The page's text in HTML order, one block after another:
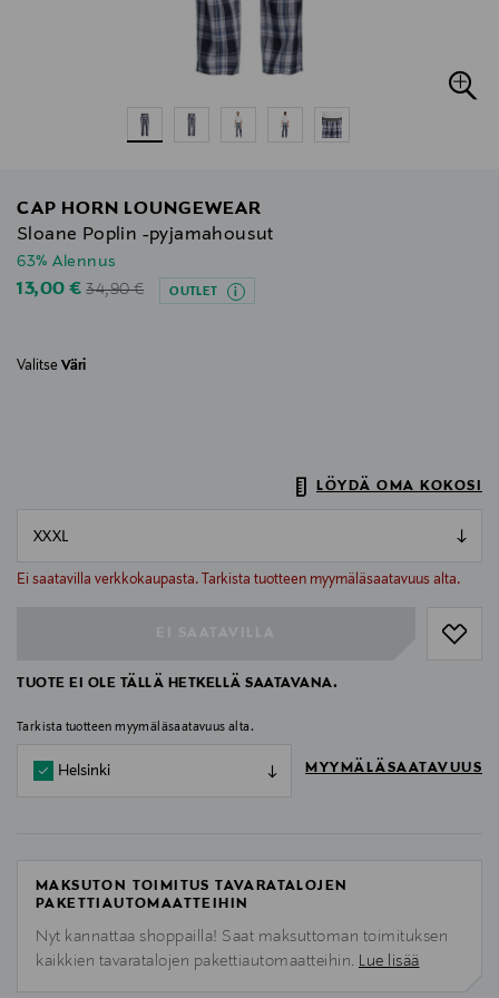
CAP HORN LOUNGEWEAR
Sloane Poplin -pyjamahousut
63% Alennus
Discounted Price
13,00 €Original Price
34,90 € OUTLET
Valitse Väri
LÖYDÄ OMA KOKOSI
Ei saatavilla verkkokaupasta. Tarkista tuotteen myymäläsaatavuus alta.
null
TUOTE EI OLE TÄLLÄ HETKELLÄ SAATAVANA.
Tarkista tuotteen myymäläsaatavuus alta.
Helsinki MYYMÄLÄSAATAVUUS
MAKSUTON TOIMITUS TAVARATALOJEN
PAKETTIAUTOMAATTEIHIN
Nyt kannattaa shoppailla! Saat maksuttoman toimituksen
kaikkien tavaratalojen pakettiautomaatteihin. Lue lisää